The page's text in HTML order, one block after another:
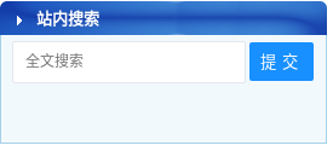
站内搜索